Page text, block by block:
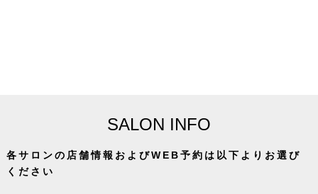
SALON INFO
各サロンの店舗情報およびWEB予約は以下よりお選び
ください